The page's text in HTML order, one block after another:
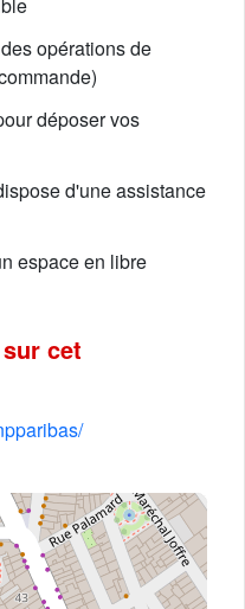
opérations de
déposer vos
d'une assistance
espace en libre
cet